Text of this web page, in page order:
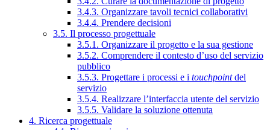
3.4.3. Organizzare tavoli tecnici collaborativi
3.4.4. Prendere decisioni
3.5. Il processo progettuale
3.5.1. Organizzare il progetto e la sua gestione
3.5.2. Comprendere il contesto d’uso del servizio
pubblico
3.5.3. Progettare i processi e i touchpointdel
servizio
3.5.4. Realizzare l’interfaccia utente del servizio
3.5.5. Validare la soluzione ottenuta
4. Ricerca progettuale